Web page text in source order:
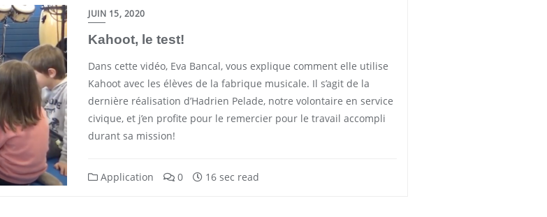
JUIN 15, 2020
Kahoot, le test!
Dans cette vidéo, Eva Bancal, vous explique comment elle utilise
Kahoot avec les élèves de la fabrique musicale. Il s’agit de la
dernière réalisation d’Hadrien Pelade, notre volontaire en service
civique, et j’en profite pour le remercier pour le travail accompli
durant sa mission!
Application 0 16 sec read